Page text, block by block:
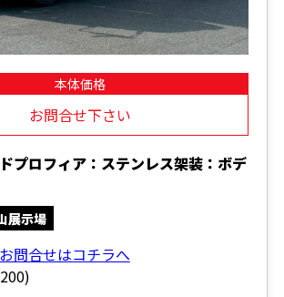
本体価格
お問合せ下さい
プロフィア：ステンレス架装：ボデ
展示場
問合せはコチラへ